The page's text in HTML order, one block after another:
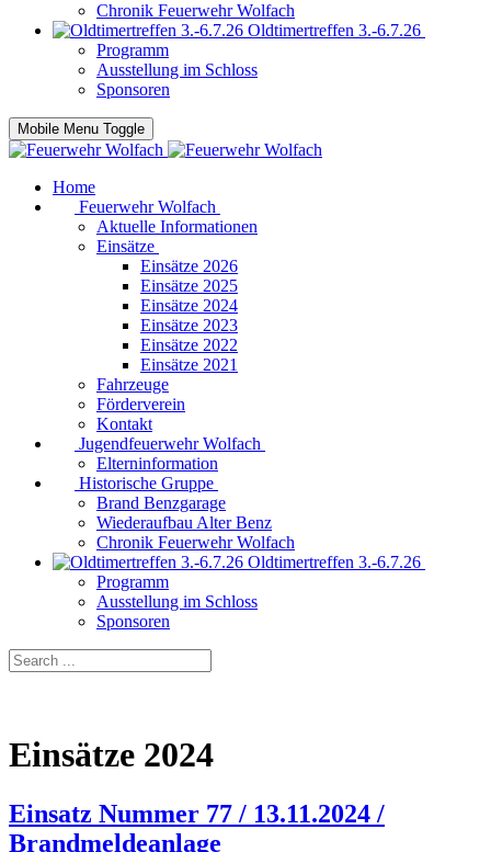
Chronik Feuerwehr Wolfach
Oldtimertreffen 3.-6.7.26
Programm
Ausstellung im Schloss
Sponsoren
Mobile Menu Toggle
Home
Feuerwehr Wolfach
Aktuelle Informationen
Einsätze
Einsätze 2026
Einsätze 2025
Einsätze 2024
Einsätze 2023
Einsätze 2022
Einsätze 2021
Fahrzeuge
Förderverein
Kontakt
Jugendfeuerwehr Wolfach
Elterninformation
Historische Gruppe
Brand Benzgarage
Wiederaufbau Alter Benz
Chronik Feuerwehr Wolfach
Oldtimertreffen 3.-6.7.26
Programm
Ausstellung im Schloss
Sponsoren
Einsätze 2024
Einsatz Nummer 77 / 13.11.2024 /
Brandmeldeanlage